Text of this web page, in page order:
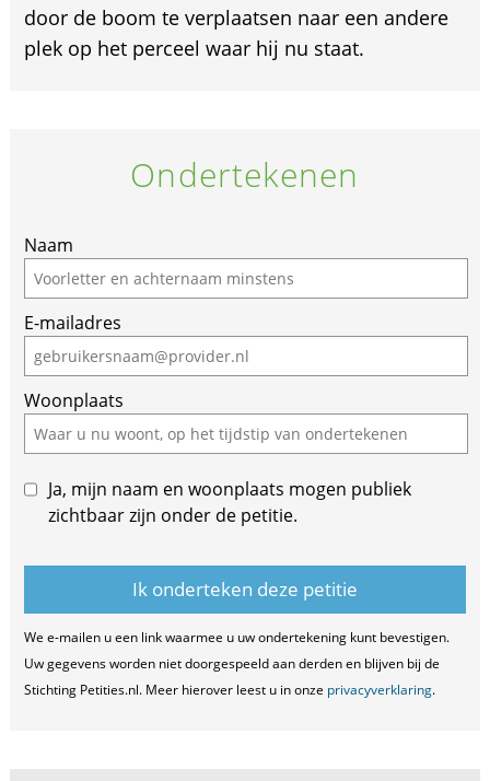
door de boom te verplaatsen naar een andere
plek op het perceel waar hij nu staat.
Ondertekenen
If
you
are
a
human,
ignore
this
field
Naam
E-mailadres
Woonplaats
Ja, mijn naam en woonplaats mogen publiek
zichtbaar zijn onder de petitie.
We e-mailen u een link waarmee u uw ondertekening kunt bevestigen.
Uw gegevens worden niet doorgespeeld aan derden en blijven bij de
Stichting Petities.nl. Meer hierover leest u in onze privacyverklaring.